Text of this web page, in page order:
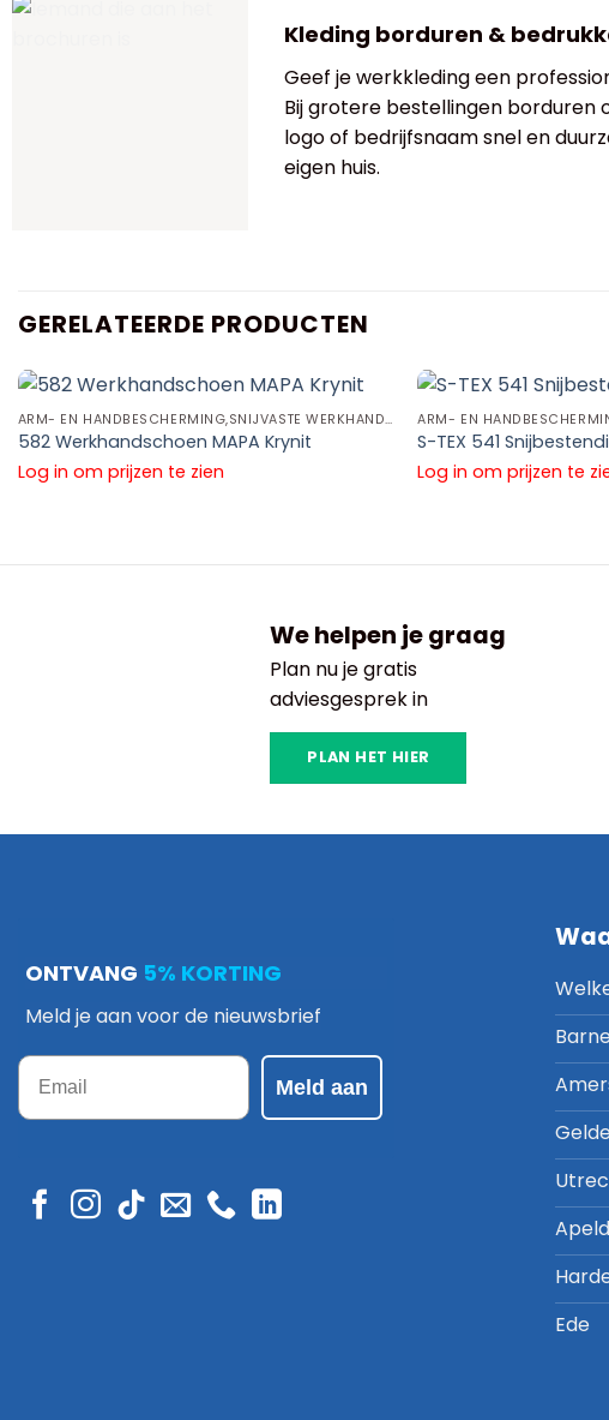
Kleding borduren &
Geef je werkkleding een
Bij grotere bestellingen borduren
logo of bedrijfsnaam snel en
eigen huis.
GERELATEERDE PRODUCTEN
ARM- EN HANDBESCHERMING,SNIJVASTE WERKHANDSCHOENEN,CUT D WERKHANDSCHOENEN
582 Werkhandschoen MAPA Krynit
Log in om prijzen te zien
S-TEX 541
Log in om prijzen te
We helpen je graag
Plan nu je gratis
adviesgesprek in
PLAN HET HIER
ONTVANG 5% KORTING
Meld je aan voor de nieuwsbrief
Email
Meld aan
Ede